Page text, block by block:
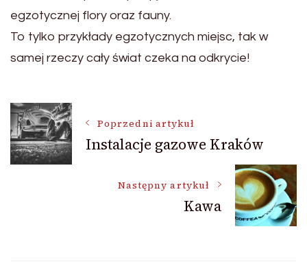
egzotycznej flory oraz fauny.
To tylko przykłady egzotycznych miejsc, tak w
samej rzeczy cały świat czeka na odkrycie!
Nawigacja
wpisu
Poprzedni artykuł
Instalacje gazowe Kraków
Następny artykuł
Kawa